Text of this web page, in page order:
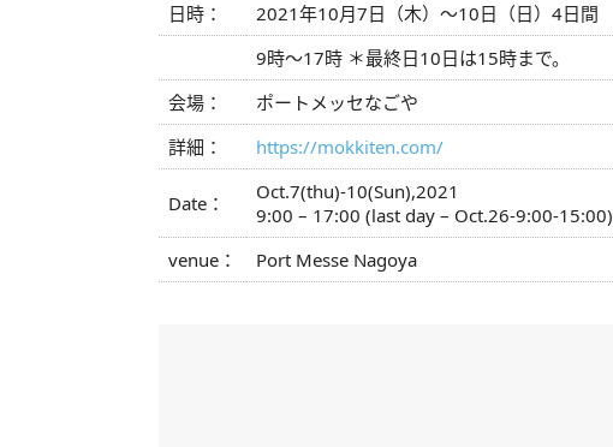
⽇時：
2021年10⽉7⽇（⽊）〜10⽇（⽇）4⽇間
9時〜17時 ＊最終⽇10⽇は15時まで。
会場：
ポートメッセなごや
詳細：
https://mokkiten.com/
Date：
Oct.7(thu)-10(Sun),2021
9:00 – 17:00 (last day – Oct.26-9:00-15:00)
venue：
Port Messe Nagoya